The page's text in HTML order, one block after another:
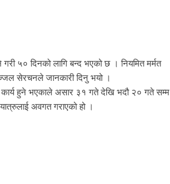
५० दिनको लागि बन्द भएको छ । नियमित मर्मत
सेरचनले जानकारी दिनु भयो ।
हुने भएकाले असार ३१ गते देखि भदौ २० गते सम्म
अवगत गराएको हो ।